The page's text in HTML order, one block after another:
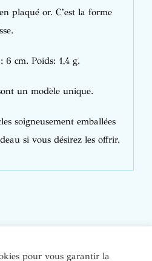
plaqué or. C’est la forme
6 cm. Poids: 1,4 g.
un modèle unique.
soigneusement emballées
si vous désirez les offrir.
2022. Tous droits réservés. |
pour vous garantir la